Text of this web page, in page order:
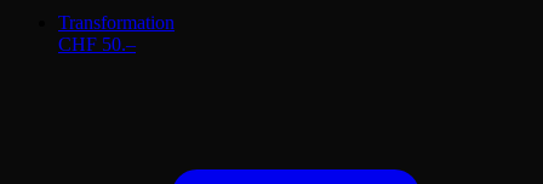
Transformation
CHF 50.–